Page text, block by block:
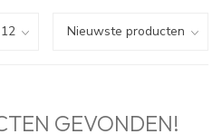
GEVONDEN!